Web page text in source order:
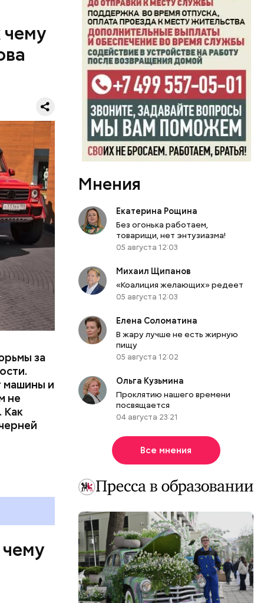
чему
за
машины и
не
Как
блогера
о
крупном
сын
Мнения
Екатерина Рощина
Без огонька работаем,
товарищи, нет энтузиазма!
05 августа 12:03
Михаил Щипанов
«Коалиция желающих» редеет
05 августа 12:03
Елена Соломатина
В жару лучше не есть жирную
пищу
05 августа 12:02
Ольга Кузьмина
Проклятию нашего времени
посвящается
04 августа 23:21
Все мнения